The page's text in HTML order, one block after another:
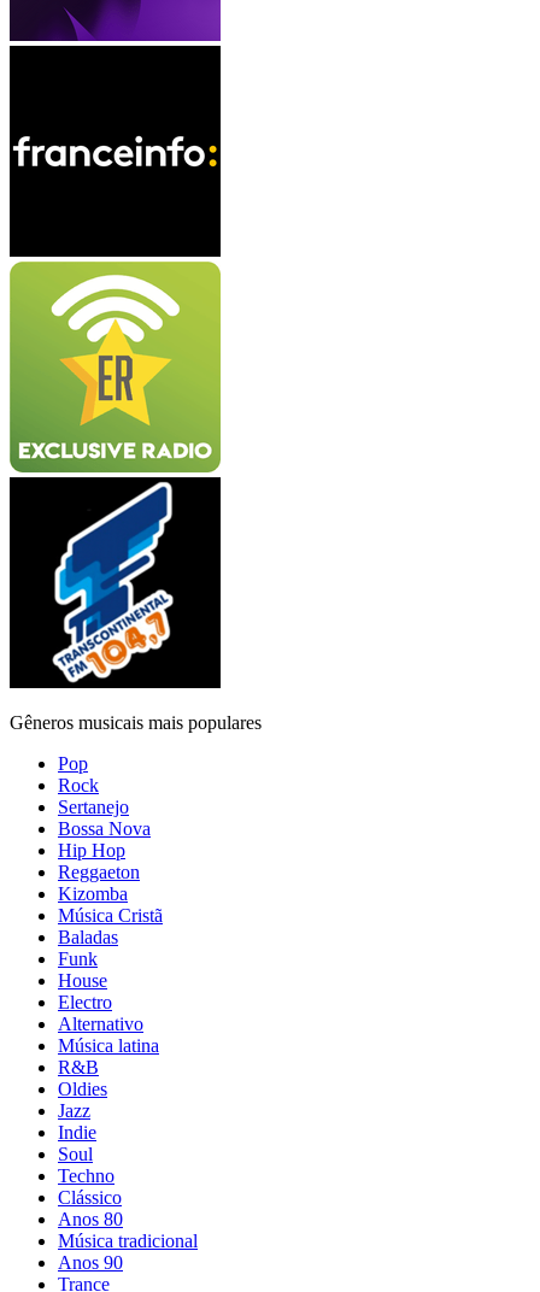
Gêneros musicais mais populares
Pop
Rock
Sertanejo
Bossa Nova
Hip Hop
Reggaeton
Kizomba
Música Cristã
Baladas
Funk
House
Electro
Alternativo
Música latina
R&B
Oldies
Jazz
Indie
Soul
Techno
Clássico
Anos 80
Música tradicional
Anos 90
Trance